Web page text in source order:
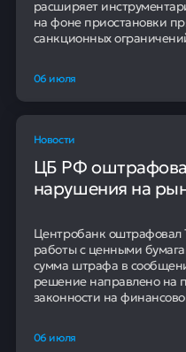
Участники могут
высоконагруженными
клиентского опыта.